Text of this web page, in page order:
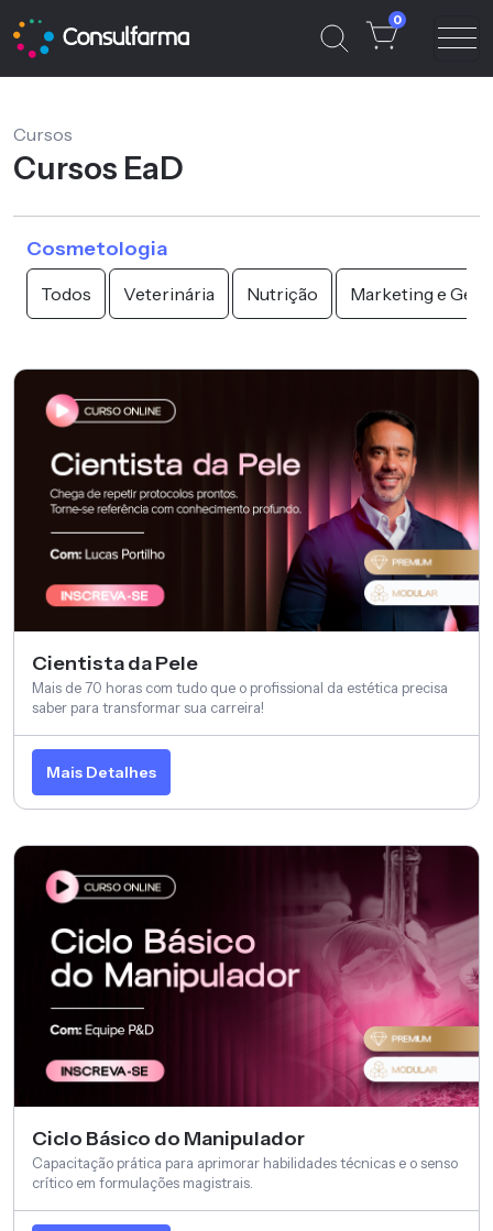
0
Cursos
Cursos EaD
Cosmetologia
Todos Veterinária Nutrição Marketing e
Cientista da Pele
Mais de 70 horas com tudo que o profissional da estética precisa
saber para transformar sua carreira!
Mais Detalhes
Ciclo Básico do Manipulador
Capacitação prática para aprimorar habilidades técnicas e o senso
crítico em formulações magistrais.